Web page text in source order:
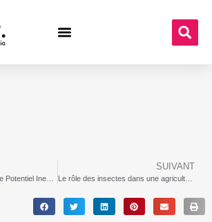
SUIVANT
Le rôle des insectes dans une agriculture circulaire | Agriculture circulaires en Afrique